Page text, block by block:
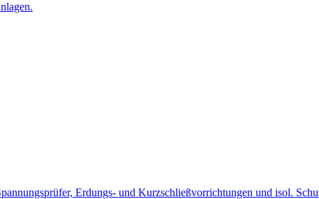
Erdungs- und Kurzschließvorrichtungen und isol.